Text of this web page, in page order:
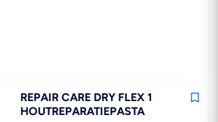
REPAIR CARE DRY FLEX 1
HOUTREPARATIEPASTA